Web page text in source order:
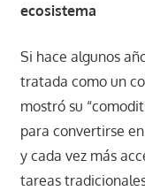
ecosistema
Si hace algunos
tratada como un
mostró su
para convertirse
y cada vez más
tareas